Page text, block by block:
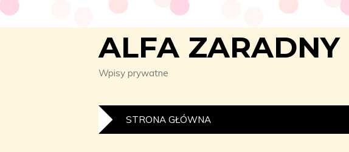
ALFA ZARADNY
Wpisy prywatne
STRONA GŁÓWNA